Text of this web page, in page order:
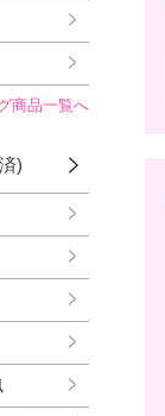
商品一覧へ
)